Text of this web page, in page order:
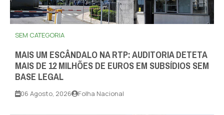
SEM CATEGORIA
MAIS UM ESCÂNDALO NA RTP: AUDITORIA DETETA
MAIS DE 12 MILHÕES DE EUROS EM SUBSÍDIOS SEM
BASE LEGAL
06 Agosto, 2026 Folha Nacional